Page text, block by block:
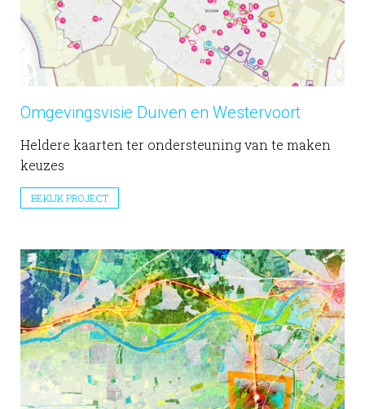
Omgevingsvisie Duiven en Westervoort
Heldere kaarten ter ondersteuning van te maken
keuzes
BEKIJK PROJECT